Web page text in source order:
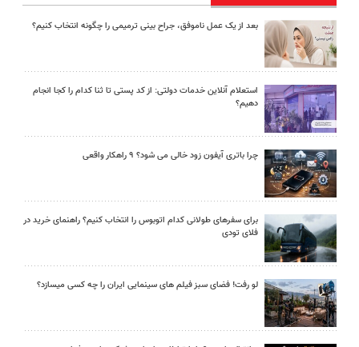
بعد از یک عمل ناموفق، جراح بینی ترمیمی را چگونه انتخاب کنیم؟
استعلام آنلاین خدمات دولتی: از کد پستی تا ثنا کدام را کجا انجام
دهیم؟
چرا باتری آیفون زود خالی می شود؟ ۹ راهکار واقعی
برای سفرهای طولانی کدام اتوبوس را انتخاب کنیم؟ راهنمای خرید در
فلای تودی
لو رفت! فضای سبز فیلم های سینمایی ایران را چه کسی میسازد؟